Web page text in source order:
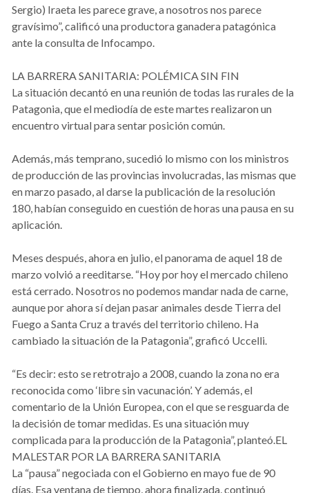
Sergio) Iraeta les parece grave, a nosotros nos parece
gravísimo”, calificó una productora ganadera patagónica
ante la consulta de Infocampo.
LA BARRERA SANITARIA: POLÉMICA SIN FIN
La situación decantó en una reunión de todas las rurales de la
Patagonia, que el mediodía de este martes realizaron un
encuentro virtual para sentar posición común.
Además, más temprano, sucedió lo mismo con los ministros
de producción de las provincias involucradas, las mismas que
en marzo pasado, al darse la publicación de la resolución
180, habían conseguido en cuestión de horas una pausa en su
aplicación.
Meses después, ahora en julio, el panorama de aquel 18 de
marzo volvió a reeditarse. “Hoy por hoy el mercado chileno
está cerrado. Nosotros no podemos mandar nada de carne,
aunque por ahora sí dejan pasar animales desde Tierra del
Fuego a Santa Cruz a través del territorio chileno. Ha
cambiado la situación de la Patagonia”, graficó Uccelli.
“Es decir: esto se retrotrajo a 2008, cuando la zona no era
reconocida como ‘libre sin vacunación’. Y además, el
comentario de la Unión Europea, con el que se resguarda de
la decisión de tomar medidas. Es una situación muy
complicada para la producción de la Patagonia”, planteó.EL
MALESTAR POR LA BARRERA SANITARIA
La “pausa” negociada con el Gobierno en mayo fue de 90
días. Esa ventana de tiempo, ahora finalizada, continuó